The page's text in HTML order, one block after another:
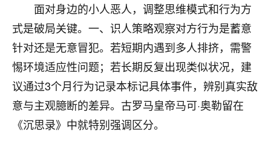
面对身边的小人恶人，调整思维模式和行为方
式是破局关键。一、识人策略观察对方行为是蓄意
针对还是无意冒犯。若短期内遇到多人排挤，需警
惕环境适应性问题；若长期反复出现类似状况，建
议通过3个月行为记录本标记具体事件，辨别真实敌
意与主观臆断的差异。古罗马皇帝马可·奥勒留在
《沉思录》中就特别强调区分。
做梦梦见她，后来也是朋友介绍，找到慧来老
师，安排了超度法事，做梦再也没有梦到过
了，一开始是半信半疑的，图个心安，给亡母
超度，现在看来，人不信也不行。
2天前 来自云南 11
优秀的张同学
老师收徒吗？？我对这些很感兴趣